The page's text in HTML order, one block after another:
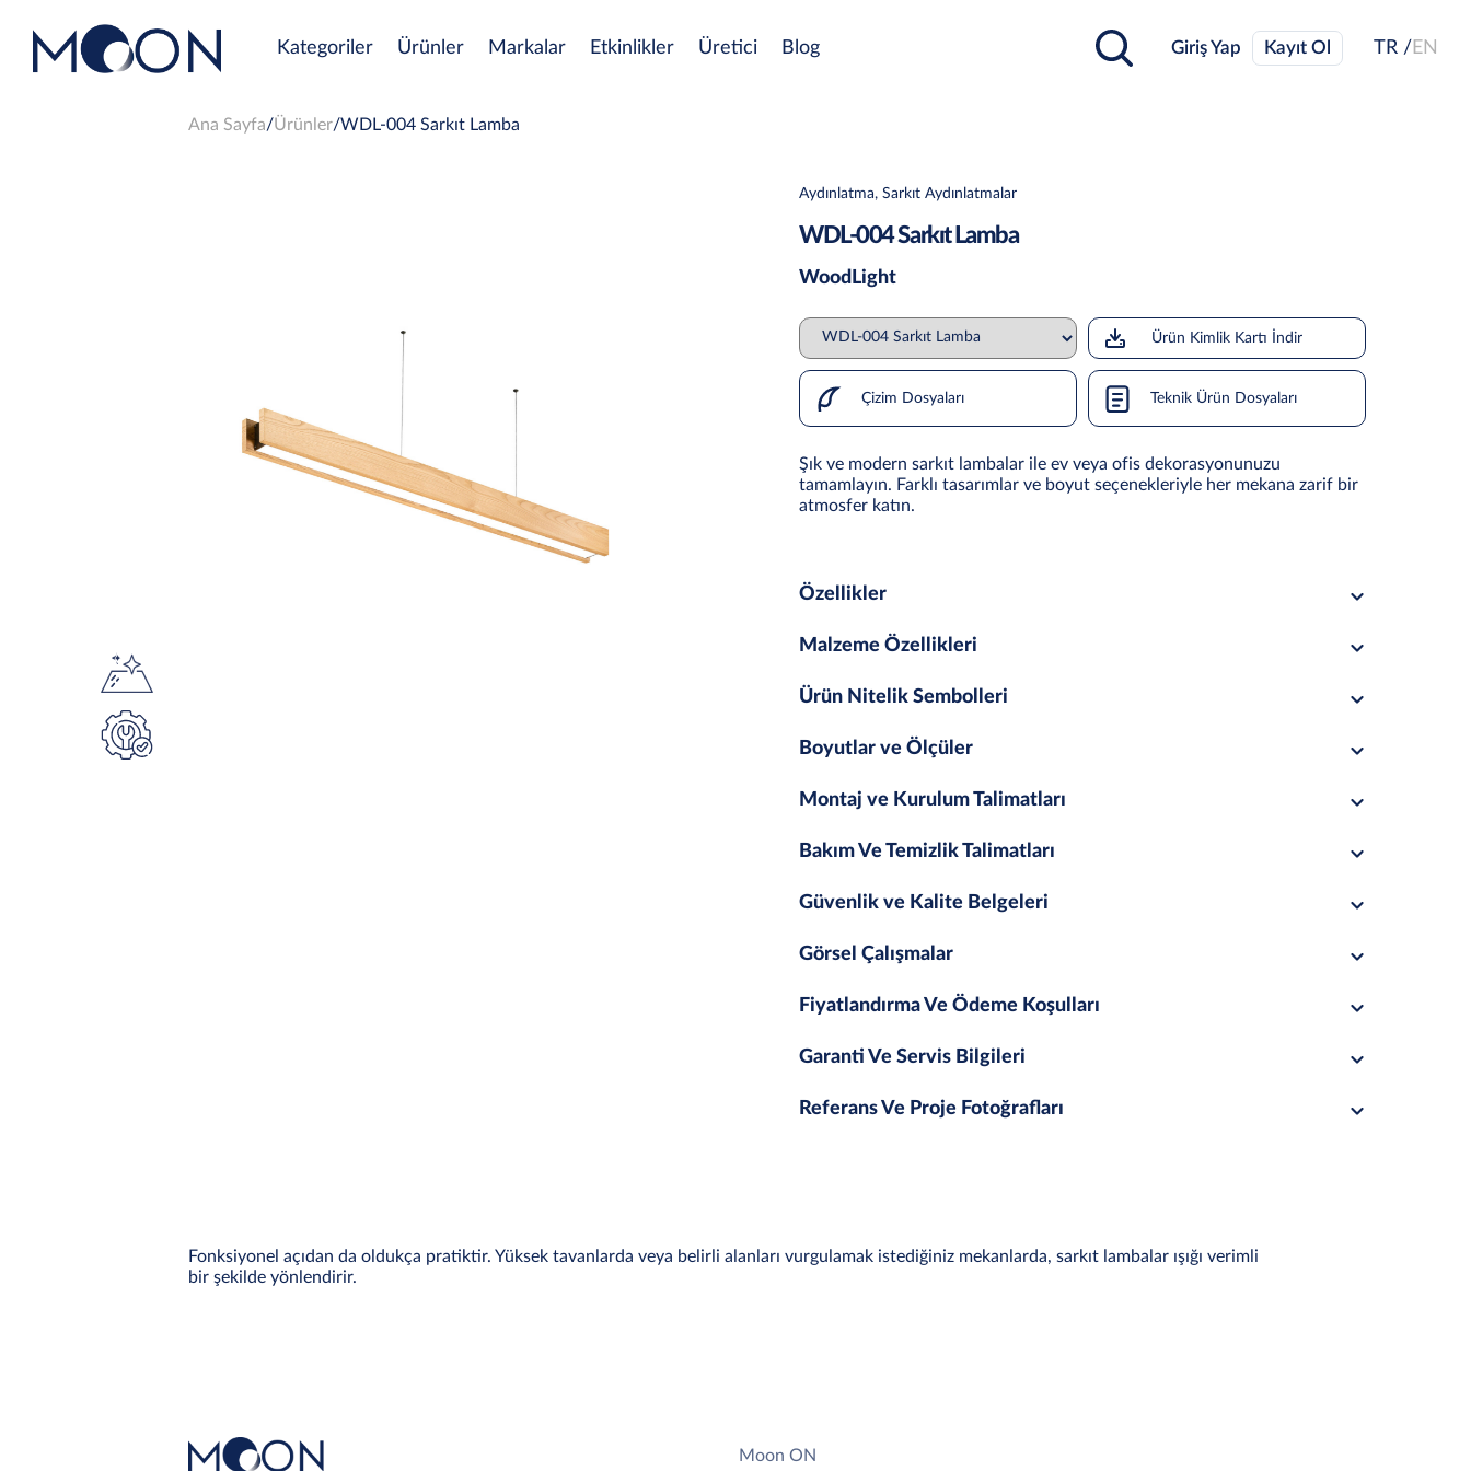
Kategoriler Ürünler Markalar Etkinlikler Üretici Blog Giriş Yap Kayıt Ol TR / EN
Ana Sayfa Ürünler WDL-004 Sarkıt Lamba
Aydınlatma, Sarkıt Aydınlatmalar
WDL-004 Sarkıt Lamba
WoodLight
Ürün Kimlik Kartı İndir
Çizim Dosyaları Teknik Ürün Dosyaları
Şık ve modern sarkıt lambalar ile ev veya ofis dekorasyonunuzu
tamamlayın. Farklı tasarımlar ve boyut seçenekleriyle her mekana zarif bir
atmosfer katın.
Özellikler
Malzeme Özellikleri
Ürün Nitelik Sembolleri
Boyutlar ve Ölçüler
Montaj ve Kurulum Talimatları
Bakım Ve Temizlik Talimatları
Güvenlik ve Kalite Belgeleri
Görsel Çalışmalar
Fiyatlandırma Ve Ödeme Koşulları
Garanti Ve Servis Bilgileri
Referans Ve Proje Fotoğrafları
Fonksiyonel açıdan da oldukça pratiktir. Yüksek tavanlarda veya belirli alanları vurgulamak istediğiniz mekanlarda, sarkıt lambalar ışığı verimli
bir şekilde yönlendirir.
Moon ON